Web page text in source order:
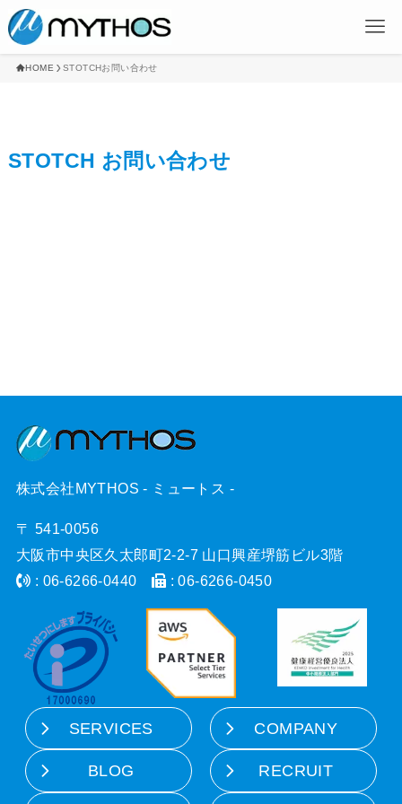
HOME STOTCHお問い合わせ
STOTCH お問い合わせ
株式会社MYTHOS - ミュートス -
〒 541-0056
大阪市中央区久太郎町2-2-7 山口興産堺筋ビル3階
: 06-6266-0440
: 06-6266-0450
SERVICES COMPANY
BLOG RECRUIT